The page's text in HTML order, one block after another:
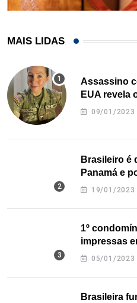
MAIS LIDAS
Assassino
EUA revela
09/01/2023
Brasileiro é
Panamá e
nos EUA
19/01/2023
1º
impressas
Texas
05/01/2023
Brasileira